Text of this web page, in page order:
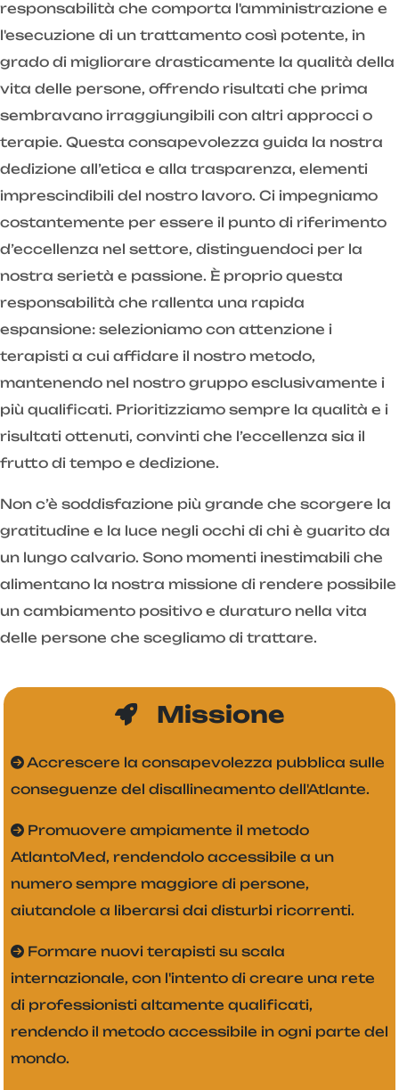
responsabilità che comporta l'amministrazione e
l'esecuzione di un trattamento così potente, in
grado di migliorare drasticamente la qualità della
vita delle persone, offrendo risultati che prima
sembravano irraggiungibili con altri approcci o
terapie. Questa consapevolezza guida la nostra
dedizione all’etica e alla trasparenza, elementi
imprescindibili del nostro lavoro. Ci impegniamo
costantemente per essere il punto di riferimento
d’eccellenza nel settore, distinguendoci per la
nostra serietà e passione. È proprio questa
responsabilità che rallenta una rapida
espansione: selezioniamo con attenzione i
terapisti a cui affidare il nostro metodo,
mantenendo nel nostro gruppo esclusivamente i
più qualificati. Prioritizziamo sempre la qualità e i
risultati ottenuti, convinti che l’eccellenza sia il
frutto di tempo e dedizione.
Non c’è soddisfazione più grande che scorgere la
gratitudine e la luce negli occhi di chi è guarito da
un lungo calvario. Sono momenti inestimabili che
alimentano la nostra missione di rendere possibile
un cambiamento positivo e duraturo nella vita
delle persone che scegliamo di trattare.
Missione
Accrescere la consapevolezza pubblica sulle
conseguenze del disallineamento dell'Atlante.
Promuovere ampiamente il metodo
AtlantoMed, rendendolo accessibile a un
numero sempre maggiore di persone,
aiutandole a liberarsi dai disturbi ricorrenti.
Formare nuovi terapisti su scala
internazionale, con l'intento di creare una rete
di professionisti altamente qualificati,
rendendo il metodo accessibile in ogni parte del
mondo.